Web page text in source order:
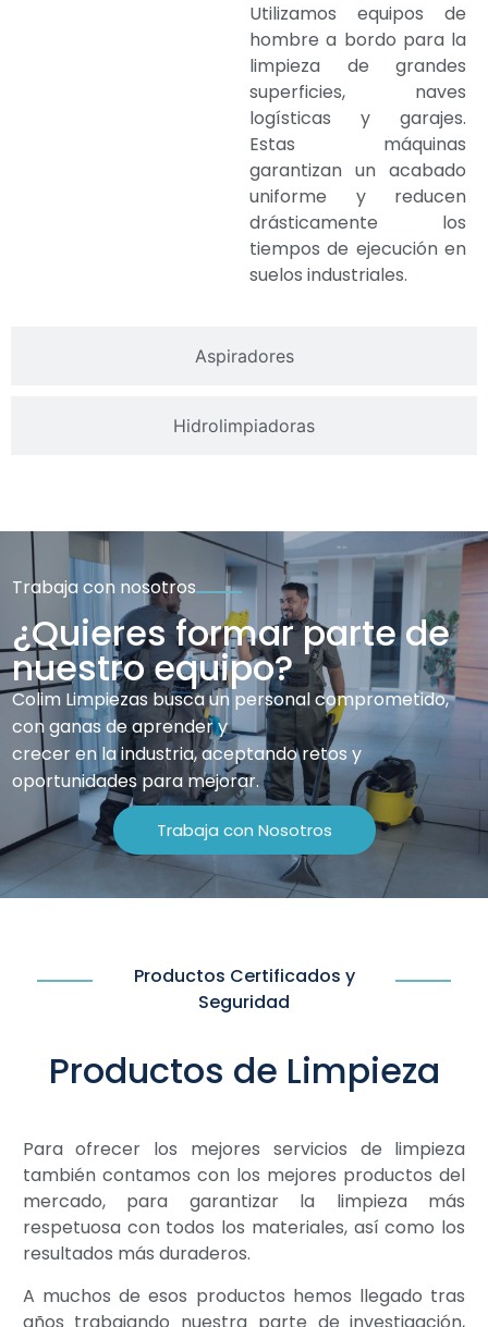
Aspiradores
Hidrolimpiadoras
Utilizamos equipos de
hombre a bordo para la
limpieza de grandes
superficies, naves
logísticas y garajes.
Estas máquinas
garantizan un acabado
uniforme y reducen
drásticamente los
tiempos de ejecución en
suelos industriales.
Trabaja con nosotros
¿Quieres formar parte de
nuestro equipo?
Colim Limpiezas busca un personal comprometido,
con ganas de aprender y
crecer en la industria, aceptando retos y
oportunidades para mejorar.
Trabaja con Nosotros
Productos Certificados y
Seguridad
Productos de Limpieza
Para ofrecer los mejores servicios de limpieza
también contamos con los mejores productos del
mercado, para garantizar la limpieza más
respetuosa con todos los materiales, así como los
resultados más duraderos.
A muchos de esos productos hemos llegado tras
años trabajando nuestra parte de investigación,